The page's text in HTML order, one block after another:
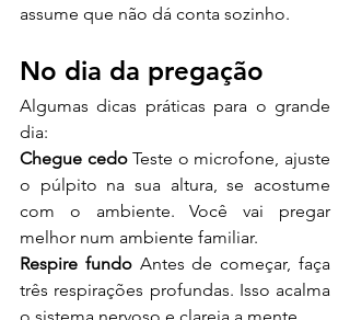
assume que não dá conta sozinho.
No dia da pregação
Algumas dicas práticas para o grande
dia:
Chegue cedo Teste o microfone, ajuste
o púlpito na sua altura, se acostume
com o ambiente. Você vai pregar
melhor num ambiente familiar.
Respire fundo Antes de começar, faça
três respirações profundas. Isso acalma